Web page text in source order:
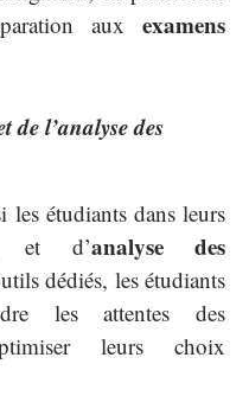
aux examens
de l’analyse des
les étudiants dans leurs
et d’analyse des
dédiés, les étudiants
les attentes des
leurs choix